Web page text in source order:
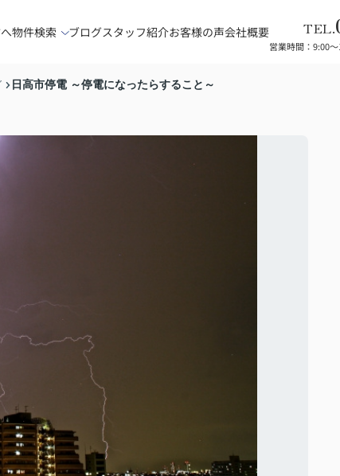
物件検索 ブログスタッフ紹介お客様の声会社概要 TEL.
営業時間：9:00
日高市停電 ～停電になったらすること～